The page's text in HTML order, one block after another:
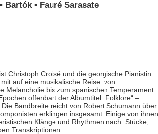
Bartók • Fauré Sarasate
Christoph Croisé und die georgische Pianistin
auf eine musikalische Reise: von
Melancholie bis zum spanischen Temperament.
offenbart der Albumtitel „Folklore“ –
Bandbreite reicht von Robert Schumann über
erklingen insgesamt. Einige von ihnen
Klänge und Rhythmen nach. Stücke,
Transkriptionen.